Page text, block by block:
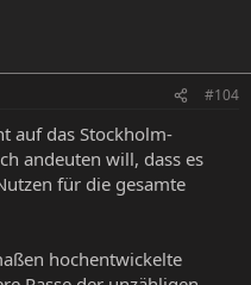
#104
auf das Stockholm-
andeuten will, dass es
für die gesamte
hochentwickelte